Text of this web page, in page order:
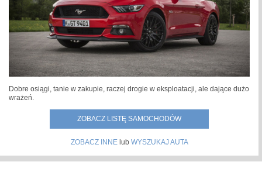
Dobre osiągi, tanie w zakupie, raczej drogie w eksploatacji, ale dające dużo
wrażeń.
ZOBACZ LISTĘ SAMOCHODÓW
ZOBACZ INNElub WYSZUKAJ AUTA